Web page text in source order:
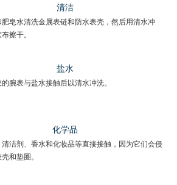
清洁
皂水清洗金属表链和防水表壳，然后用清水冲
擦干。
盐水
腕表与盐水接触后以清水冲洗。
化学品
洁剂、香水和化妆品等直接接触，因为它们会侵
和垫圈。